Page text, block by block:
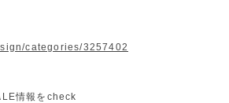
categories/3257402
情報をcheck